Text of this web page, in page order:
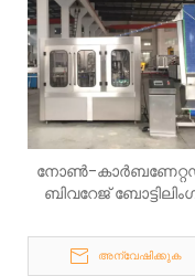
നോൺ-
ബിവറേജ്
അന്വേഷിക്കുക